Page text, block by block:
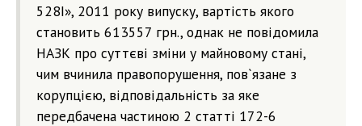
528І», 2011 року випуску, вартість якого
становить 613557 грн., однак не повідомила
НАЗК про суттєві зміни у майновому стані,
чим вчинила правопорушення, пов`язане з
корупцією, відповідальність за яке
передбачена частиною 2 статті 172-6